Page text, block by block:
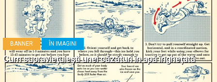
BANNER ÎN IMAGINI
Cum supraviețuiești unei căzături în apă înghețată
5 ANI AGO